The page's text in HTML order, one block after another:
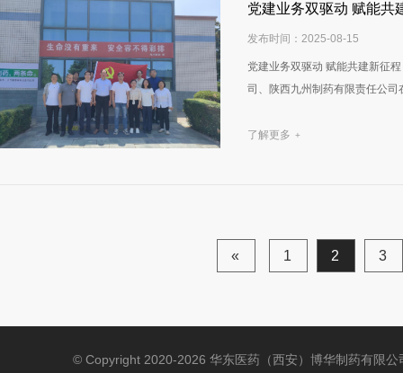
党建业务双驱动 赋能共
发布时间：2025-08-15
党建业务双驱动 赋能共建新
司、陕西九州制药有限责任公司
了解更多 +
« 1 2 3
© Copyright 2020-2026 华东医药（西安）博华制药有限